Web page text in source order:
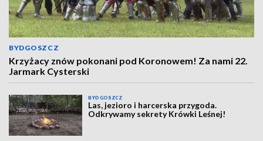
BYDGOSZCZ
Krzyżacy znów pokonani pod Koronowem! Za nami 22.
Jarmark Cysterski
BYDGOSZCZ
Las, jezioro i harcerska przygoda.
Odkrywamy sekrety Krówki Leśnej!